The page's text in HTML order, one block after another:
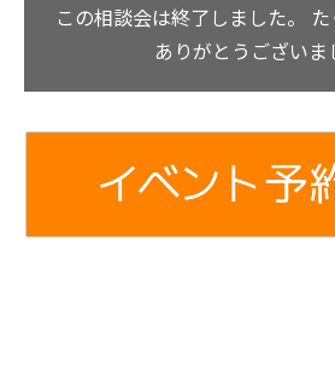
この相談会は終了しました。
ありがとうございま